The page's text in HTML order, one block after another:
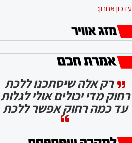
עדכון אחרון:
רק אלה שיסתכנו ללכת
רחוק מדי יכולים אולי לגלות
עד כמה רחוק אפשר ללכת